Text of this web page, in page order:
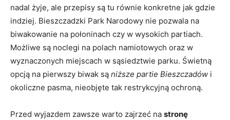
nadal żyje, ale przepisy są tu równie konkretne jak gdzie
indziej. Bieszczadzki Park Narodowy nie pozwala na
biwakowanie na połoninach czy w wysokich partiach.
Możliwe są noclegi na polach namiotowych oraz w
wyznaczonych miejscach w sąsiedztwie parku. Świetną
opcją na pierwszy biwak są niższe partie Bieszczadów i
okoliczne pasma, nieobjęte tak restrykcyjną ochroną.
Przed wyjazdem zawsze warto zajrzeć na stronę